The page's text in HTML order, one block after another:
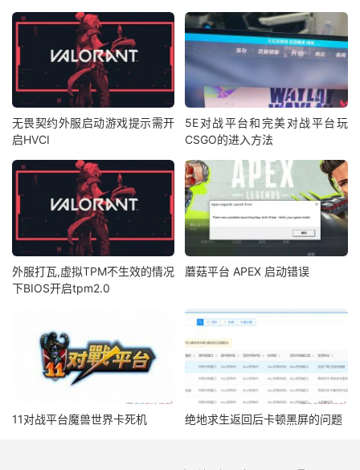
无畏契约外服启动游戏提示需开
启HVCI
5E对战平台和完美对战平台玩
CSGO的进入方法
外服打瓦,虚拟TPM不生效的情况
下BIOS开启tpm2.0
蘑菇平台 APEX 启动错误
11对战平台魔兽世界卡死机 绝地求生返回后卡顿黑屏的问题